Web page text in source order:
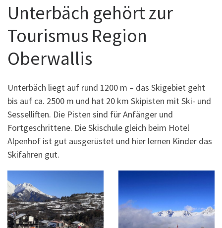
Unterbäch gehört zur
Tourismus Region
Oberwallis
Unterbäch liegt auf rund 1200 m – das Skigebiet geht
bis auf ca. 2500 m und hat 20 km Skipisten mit Ski- und
Sesselliften. Die Pisten sind für Anfänger und
Fortgeschrittene. Die Skischule gleich beim Hotel
Alpenhof ist gut ausgerüstet und hier lernen Kinder das
Skifahren gut.